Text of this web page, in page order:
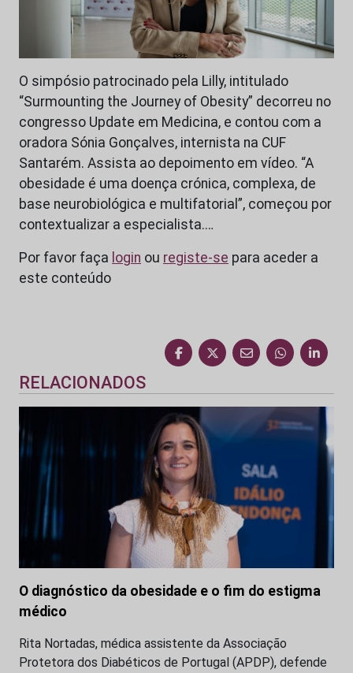
O simpósio patrocinado pela Lilly, intitulado
“Surmounting the Journey of Obesity” decorreu no
congresso Update em Medicina, e contou com a
oradora Sónia Gonçalves, internista na CUF
Santarém. Assista ao depoimento em vídeo. “A
obesidade é uma doença crónica, complexa, de
base neurobiológica e multifatorial”, começou por
contextualizar a especialista.…
Por favor faça login ou registe-se para aceder a
este conteúdo
RELACIONADOS
O diagnóstico da obesidade e o fim do estigma
médico
Rita Nortadas, médica assistente da Associação
Protetora dos Diabéticos de Portugal (APDP), defende